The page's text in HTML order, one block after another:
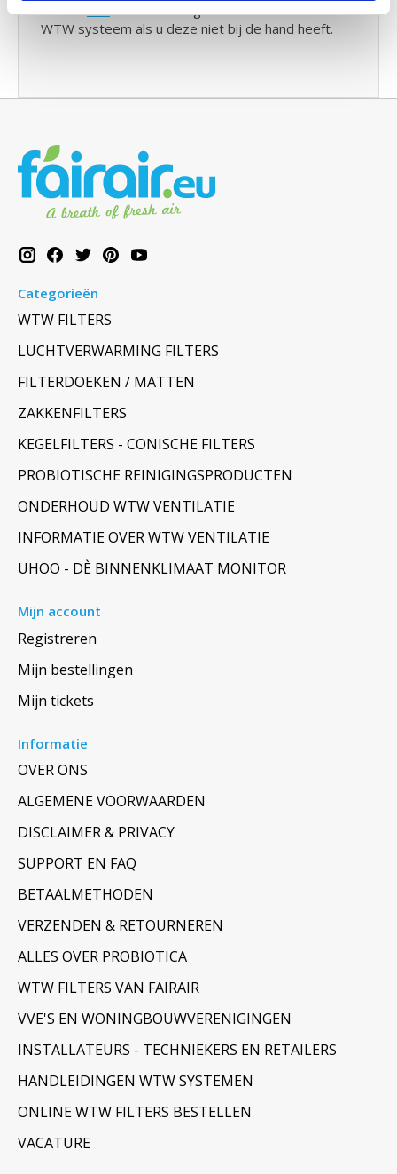
U kunthierde handleiding downloaden van uw
WTW systeem als u deze niet bij de hand heeft.
Categorieën
WTW FILTERS
LUCHTVERWARMING FILTERS
FILTERDOEKEN / MATTEN
ZAKKENFILTERS
KEGELFILTERS - CONISCHE FILTERS
PROBIOTISCHE REINIGINGSPRODUCTEN
ONDERHOUD WTW VENTILATIE
INFORMATIE OVER WTW VENTILATIE
UHOO - DÈ BINNENKLIMAAT MONITOR
Mijn account
Registreren
Mijn bestellingen
Mijn tickets
Informatie
OVER ONS
ALGEMENE VOORWAARDEN
DISCLAIMER & PRIVACY
SUPPORT EN FAQ
BETAALMETHODEN
VERZENDEN & RETOURNEREN
ALLES OVER PROBIOTICA
WTW FILTERS VAN FAIRAIR
VVE'S EN WONINGBOUWVERENIGINGEN
INSTALLATEURS - TECHNIEKERS EN RETAILERS
HANDLEIDINGEN WTW SYSTEMEN
ONLINE WTW FILTERS BESTELLEN
VACATURE